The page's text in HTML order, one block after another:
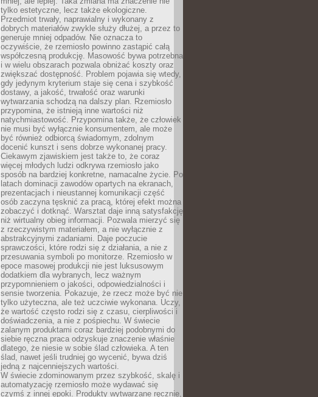
tylko estetyczne, lecz także ekologiczne.
Przedmiot trwały, naprawialny i wykonany z
dobrych materiałów zwykle służy dłużej, a przez to
generuje mniej odpadów. Nie oznacza to
oczywiście, że rzemiosło powinno zastąpić całą
współczesną produkcję. Masowość bywa potrzebna
i w wielu obszarach pozwala obniżać koszty oraz
zwiększać dostępność. Problem pojawia się wtedy,
gdy jedynym kryterium staje się cena i szybkość
dostawy, a jakość, trwałość oraz warunki
wytwarzania schodzą na dalszy plan. Rzemiosło
przypomina, że istnieją inne wartości niż
natychmiastowość. Przypomina także, że człowiek
nie musi być wyłącznie konsumentem, ale może
być również odbiorcą świadomym, zdolnym
docenić kunszt i sens dobrze wykonanej pracy.
Ciekawym zjawiskiem jest także to, że coraz
więcej młodych ludzi odkrywa rzemiosło jako
sposób na bardziej konkretne, namacalne życie. Po
latach dominacji zawodów opartych na ekranach,
prezentacjach i nieustannej komunikacji część
osób zaczyna tęsknić za pracą, której efekt można
zobaczyć i dotknąć. Warsztat daje inną satysfakcję
niż wirtualny obieg informacji. Pozwala mierzyć się
z rzeczywistym materiałem, a nie wyłącznie z
abstrakcyjnymi zadaniami. Daje poczucie
sprawczości, które rodzi się z działania, a nie z
przesuwania symboli po monitorze. Rzemiosło w
epoce masowej produkcji nie jest luksusowym
dodatkiem dla wybranych, lecz ważnym
przypomnieniem o jakości, odpowiedzialności i
sensie tworzenia. Pokazuje, że rzecz może być nie
tylko użyteczna, ale też uczciwie wykonana. Uczy,
że wartość często rodzi się z czasu, cierpliwości i
doświadczenia, a nie z pośpiechu. W świecie
zalanym produktami coraz bardziej podobnymi do
siebie ręczna praca odzyskuje znaczenie właśnie
dlatego, że niesie w sobie ślad człowieka. A ten
ślad, nawet jeśli trudniej go wycenić, bywa dziś
jedną z najcenniejszych wartości.
W świecie zdominowanym przez szybkość, skalę i
automatyzację rzemiosło może wydawać się
czymś z innej epoki. Produkty wytwarzane ręcznie,